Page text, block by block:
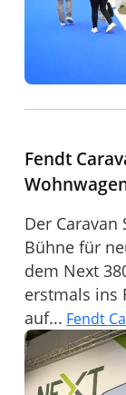
Fendt
Der
Bühne für
dem Next
erstmals ins
auf... Fendt